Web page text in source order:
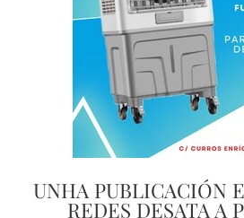
UNHA PUBLICACIÓN
REDES DESATA A